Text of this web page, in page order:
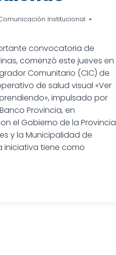
Institucional
convocatoria de
comenzó este jueves en
Comunitario (CIC) de
de salud visual «Ver
impulsado por
Provincia, en
el Gobierno de la Provincia
y la Municipalidad de
iniciativa tiene como